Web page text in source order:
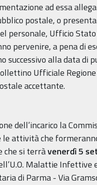
ad essa
postale, o
personale, Ufficio
pervenire, a pena di
successivo alla data di
Ufficiale
accettante.
dell’incarico la
attività che
che si terràvenerdì 5
Malattie Infettive
di Parma - Via